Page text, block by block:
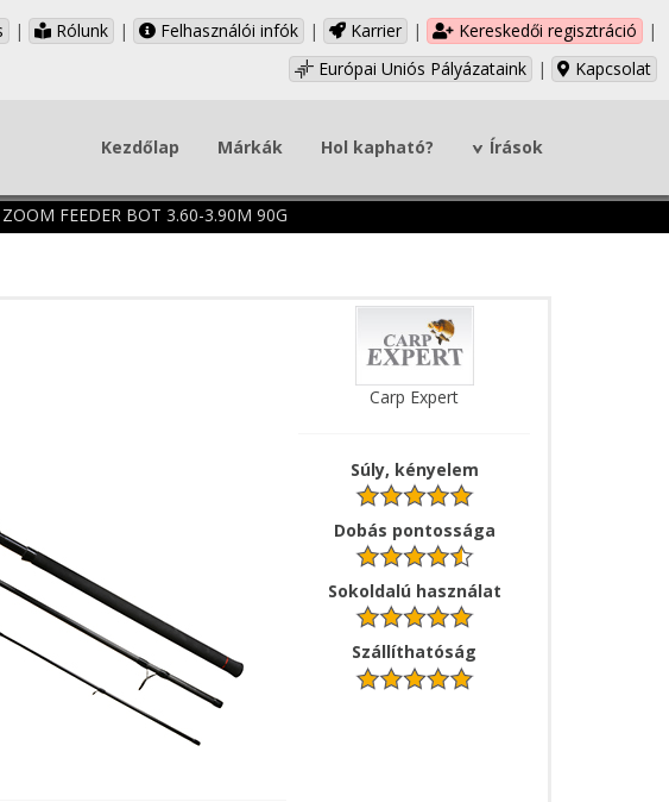
| Rólunk | Felhasználói infók | Karrier | Kereskedői regisztráció
|
Európai Uniós Pályázataink
| Kapcsolat
Kezdőlap Márkák Hol kapható? Írások
ZOOM FEEDER BOT 3.60-3.90M 90G
Carp Expert
Súly, kényelem
Dobás pontossága
Sokoldalú használat
Szállíthatóság